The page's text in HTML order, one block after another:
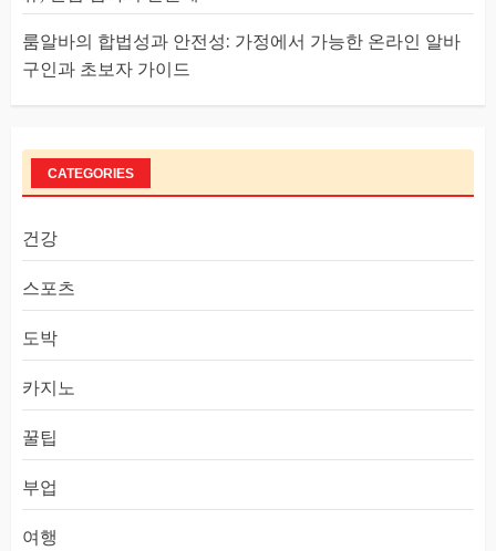
룸알바의 합법성과 안전성: 가정에서 가능한 온라인 알바
구인과 초보자 가이드
CATEGORIES
건강
스포츠
도박
카지노
꿀팁
부업
여행